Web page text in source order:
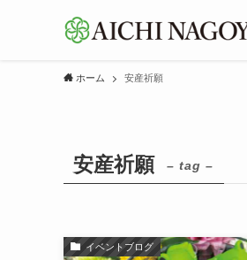
ホーム 安産祈願
安産祈願 – tag –
イベントブログ